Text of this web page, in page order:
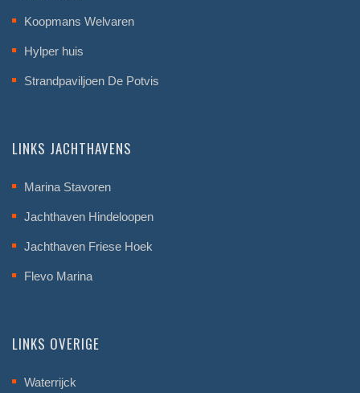
Koopmans Welvaren
Hylper huis
Strandpaviljoen De Potvis
LINKS JACHTHAVENS
Marina Stavoren
Jachthaven Hindeloopen
Jachthaven Friese Hoek
Flevo Marina
LINKS OVERIGE
Waterrijck